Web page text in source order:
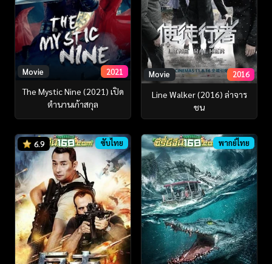
Movie 2021
The Mystic Nine (2021) เปิด
ตํานานเก้าสกุล
Movie 2016
Line Walker (2016) ล่าจาร
ชน
6.9 ซับไทย พากย์ไทย